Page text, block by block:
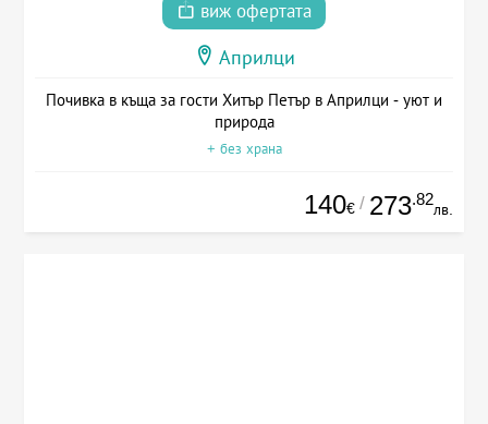
виж офертата
Априлци
Почивка в къща за гости Хитър Петър в Априлци - уют и
природа
+ без храна
140€ / 273.82
лв.